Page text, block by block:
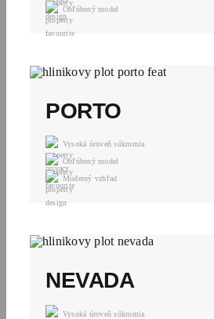
Obľúbený model
PORTO
Vysoká úroveň súkromia
Obľúbený model
Moderný vzhľad
NEVADA
Vysoká úroveň súkromia